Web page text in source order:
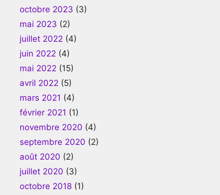
octobre 2023 (3)
mai 2023 (2)
juillet 2022 (4)
juin 2022 (4)
mai 2022 (15)
avril 2022 (5)
mars 2021 (4)
février 2021 (1)
novembre 2020 (4)
septembre 2020 (2)
août 2020 (2)
juillet 2020 (3)
octobre 2018 (1)